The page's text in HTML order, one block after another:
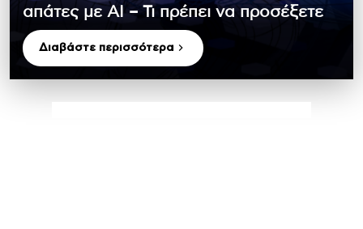
απάτες με ΑΙ – Τι πρέπει να προσέξετε
Διαβάστε περισσότερα